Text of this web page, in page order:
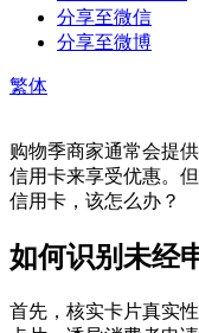
分享至微信
分享至微博
繁体
购物季商家通常会提
信用卡来享受优惠。
信用卡，该怎么办？
如何识别未经
首先，核实卡片真实